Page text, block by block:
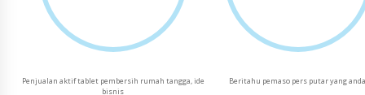
Penjualan aktif tablet pembersih rumah tangga, ide
bisnis
Beritahu pemaso pers putar yang